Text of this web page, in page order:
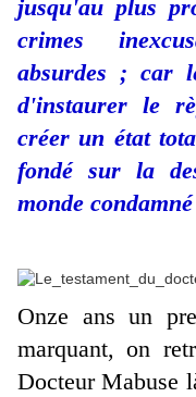
jusqu'au plus
crimes
absurdes ; car
d'instaurer le
créer un état
fondé sur la
monde
Onze ans un
marquant, on
Docteur Mabuse